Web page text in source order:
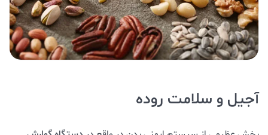
آجیل و سلامت روده